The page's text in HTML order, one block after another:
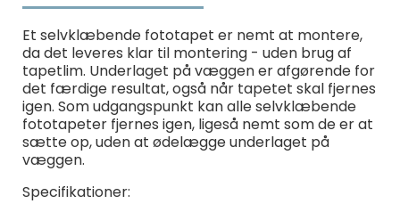
Et selvklæbende fototapet er nemt at montere,
da det leveres klar til montering - uden brug af
tapetlim. Underlaget på væggen er afgørende for
det færdige resultat, også når tapetet skal fjernes
igen. Som udgangspunkt kan alle selvklæbende
fototapeter fjernes igen, ligeså nemt som de er at
sætte op, uden at ødelægge underlaget på
væggen.
Specifikationer: